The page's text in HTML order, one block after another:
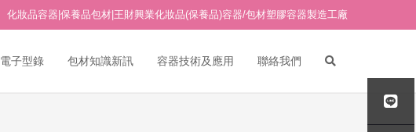
化妝品容器|保養品包材|王財興業化妝品(保養品)容器/包材塑膠容器製造工廠
電子型錄 包材知識新訊 容器技術及應用 聯絡我們